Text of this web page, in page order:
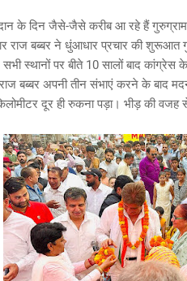
के दिन जैसे-जैसे करीब आ रहे हैं गुरुग्राम
राज बब्बर ने धुंआधार प्रचार की शुरूआत
स्थानों पर बीते 10 सालों बाद
बब्बर अपनी तीन संभाएं करने के बाद
दूर ही रुकना पड़ा। भीड़ की